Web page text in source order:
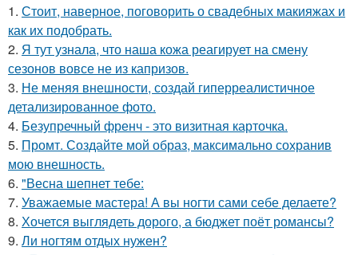
1. Стоит, наверное, поговорить о свадебных макияжах и
как их подобрать.
2. Я тут узнала, что наша кожа реагирует на смену
сезонов вовсе не из капризов.
3. Не меняя внешности, создай гиперреалистичное
детализированное фото.
4. Безупречный френч - это визитная карточка.
5. Промт. Создайте мой образ, максимально сохранив
мою внешность.
6. "Весна шепнет тебе:
7. Уважаемые мастера! А вы ногти сами себе делаете?
8. Хочется выглядеть дорого, а бюджет поёт романсы?
9. Ли ногтям отдых нужен?